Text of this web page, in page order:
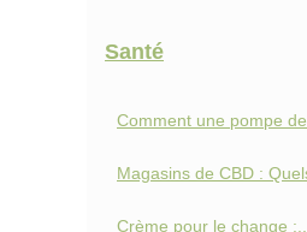
Santé
Comment une pompe
Magasins de CBD :
Crème pour le change :...